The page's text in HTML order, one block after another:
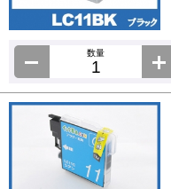
数量